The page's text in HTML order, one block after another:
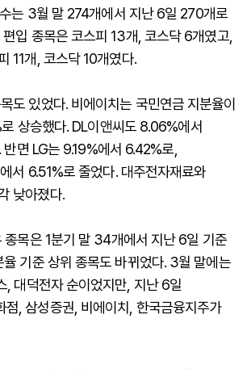
는 3월 말 274개에서 지난 6일 270개로
입 종목은 코스피 13개, 코스닥 6개였고,
11개, 코스닥 10개였다.
도 있었다. 비에이치는 국민연금 지분율이
상승했다. DL이앤씨도 8.06%에서
면 LG는 9.19%에서 6.42%로,
서 6.51%로 줄었다. 대주전자재료와
낮아졌다.
종목은 1분기 말 34개에서 지난 6일 기준
기준 상위 종목도 바뀌었다. 3월 말에는
, 대덕전자 순이었지만, 지난 6일
점, 삼성증권, 비에이치, 한국금융지주가